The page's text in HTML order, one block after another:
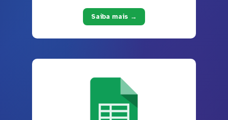
Saiba mais →